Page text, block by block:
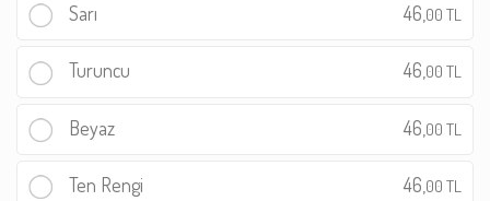
Sarı 46, 00 TL
Turuncu 46,00 TL
Beyaz 46, 00 TL
Ten Rengi 46, 00 TL